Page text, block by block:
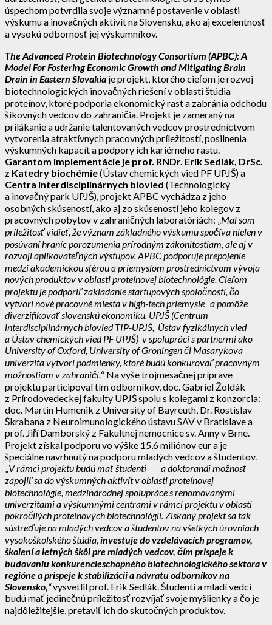
úspechom potvrdila svoje významné postavenie v oblasti
výskumu a inovačných aktivít na Slovensku, ako aj excelentnosť
a vysokú odbornosť jej výskumníkov.
The Advanced Protein Biotechnology Consortium (APBC):A
Model For Fostering Economic Growth and Mitigating Brain
Drain in Eastern Slovakia je projekt, ktorého cieľom je rozvoj
biotechnologických inovačných riešení v oblasti štúdia
proteínov, ktoré podporia ekonomický rast a zabránia odchodu
šikovných vedcov do zahraničia. Projekt je zameraný na
prilákanie a udržanie talentovaných vedcov prostredníctvom
vytvorenia atraktívnych pracovných príležitostí, posilnenia
výskumných kapacít a podpory ich kariérneho rastu.
Garantom implementácie je prof. RNDr. Erik Sedlák, DrSc.
z Katedry biochémie(Ústav chemických vied PF UPJŠ) a
Centra interdisciplinárnych biovied (Technologický
a inovačný park UPJŠ), projekt APBC vychádza z jeho
osobných skúseností, ako aj zo skúseností jeho kolegov z
pracovných pobytov v zahraničných laboratóriách: „ Mal som
príležitosť vidieť, že význam základného výskumu spočíva nielen v
posúvaní hraníc porozumenia prírodným zákonitostiam, ale aj v
rozvoji aplikovateľných výstupov. APBC podporuje prepojenie
medzi akademickou sférou a priemyslom prostredníctvom vývoja
nových produktov v oblasti proteínovej biotechnológie. Cieľom
projektu je podporiť zakladanie startupových spoločností, čo
vytvorí nové pracovné miesta v high-tech priemysle a pomôže
diverzifikovať slovenskú ekonomiku. UPJŠ (Centrum
interdisciplinárnych biovied TIP-UPJŠ, Ústav fyzikálnych vied
a Ústav chemických vied PF UPJŠ) v spolupráci s partnermi ako
University of Oxford, University of Groningen či Masarykova
univerzita vytvorí podmienky, ktoré budú konkurovať pracovným
možnostiam v zahraničí.“ Na vyše trojmesačnej príprave
projektu participoval tím odborníkov, doc. Gabriel Žoldák
z Prírodovedeckej fakulty UPJŠ spolu s kolegami z konzorcia:
doc. Martin Humenik z University of Bayreuth, Dr. Rostislav
Škrabana z Neuroimunologického ústavu SAV v Bratislave a
prof. Jiří Damborský z Fakultnej nemocnice sv. Anny v Brne.
Projekt získal podporu vo výške 15,6 miliónov eur a je
špeciálne navrhnutý na podporu mladých vedcov a študentov.
V rámci projektu budú mať študenti a doktorandi možnosť
zapojiť sa do výskumných aktivít v oblasti proteínovej
biotechnológie, medzinárodnej spolupráce s renomovanými
univerzitami a výskumnými centrami v rámci projektu v oblasti
pokročilých proteínových biotechnológií. Získaný projekt sa tak
sústreďuje na mladých vedcov a študentov na všetkých úrovniach
vysokoškolského štúdia, investuje do vzdelávacích programov,
školení a letných škôl pre mladých vedcov, čím prispeje k
budovaniu konkurencieschopného biotechnologického sektora v
regióne a prispeje k stabilizácii a návratu odborníkov na
Slovensko,“vysvetlil prof. Erik Sedlák. Študenti a mladí vedci
budú mať jedinečnú príležitosť rozvíjať svoje myšlienky a čo je
najdôležitejšie, pretaviť ich do skutočných produktov.